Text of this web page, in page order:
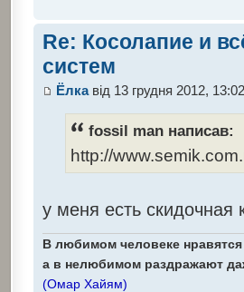
Re: Косолапие и
систем
Ёлкавід 13 грудня 2012, 13:02
fossil man написав:
http://
у меня есть скидочная
В любимом человеке нравятся
а в нелюбимом раздражают
(Омар Хайям)